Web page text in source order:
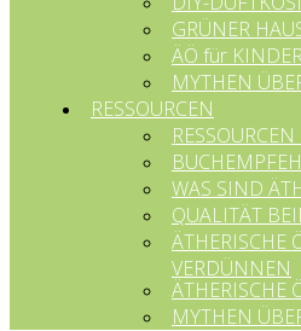
GRÜNER
ÄÖ für
MYTHEN
RESSOURCEN
WAS SIND
QUALITÄT
ÄTHERISCHE
VERDÜNNEN
ÄTHERISCHE
MYTHEN